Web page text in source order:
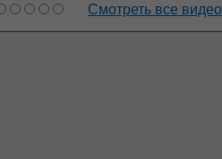
Смотреть все видео